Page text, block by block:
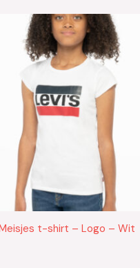
Meisjes t-shirt – Logo – Wit